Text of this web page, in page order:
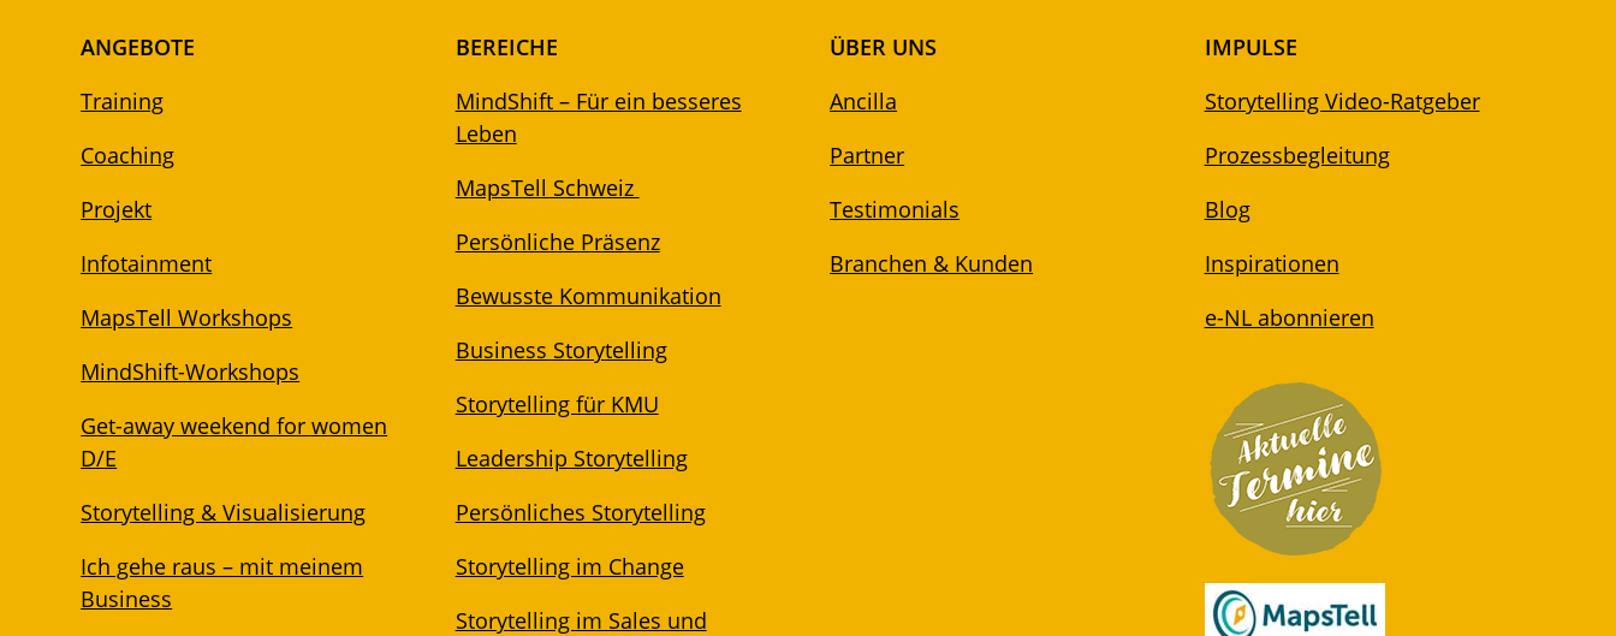
ANGEBOTE
Training
Coaching
Projekt
Infotainment
MapsTell Workshops
MindShift-Workshops
Get-away weekend for women
D/E
Storytelling & Visualisierung
Ich gehe raus – mit meinem
Business
BEREICHE
MindShift – Für ein besseres
Leben
MapsTell Schweiz
Persönliche Präsenz
Bewusste Kommunikation
Business Storytelling
Storytelling für KMU
Leadership Storytelling
Persönliches Storytelling
Storytelling im Change
Storytelling im Sales und
ÜBER UNS
Ancilla
Partner
Testimonials
Branchen & Kunden
IMPULSE
Storytelling Video-Ratgeber
Prozessbegleitung
Blog
Inspirationen
e-NL abonnieren